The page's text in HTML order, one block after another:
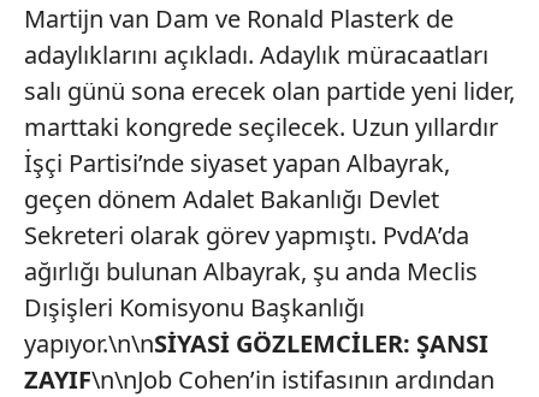
Martijn van Dam ve Ronald Plasterk de
adaylıklarını açıkladı. Adaylık müracaatları
salı günü sona erecek olan partide yeni lider,
marttaki kongrede seçilecek. Uzun yıllardır
İşçi Partisi’nde siyaset yapan Albayrak,
geçen dönem Adalet Bakanlığı Devlet
Sekreteri olarak görev yapmıştı. PvdA’da
ağırlığı bulunan Albayrak, şu anda Meclis
Dışişleri Komisyonu Başkanlığı
yapıyor.\n\nSİYASİ GÖZLEMCİLER: ŞANSI
ZAYIF\n\nJob Cohen’in istifasının ardından